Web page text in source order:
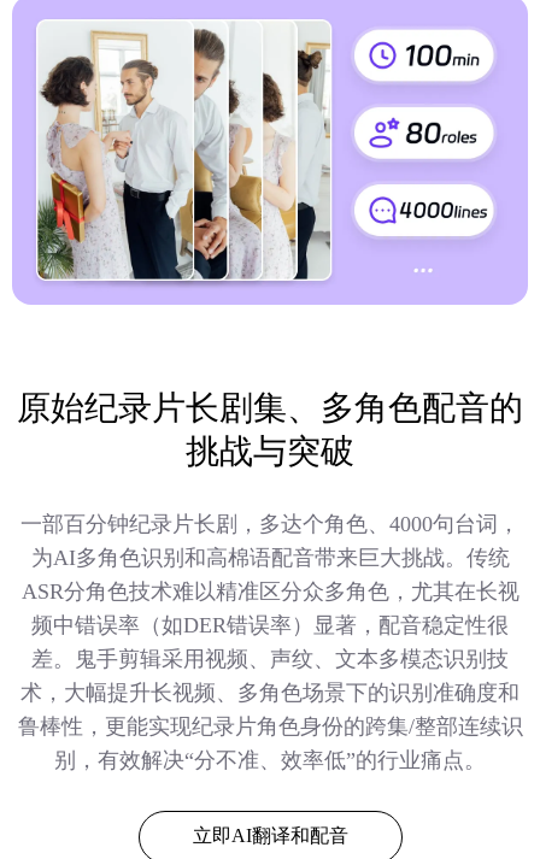
原始纪录片长剧集、多角色配音的
挑战与突破
一部百分钟纪录片长剧，多达个角色、4000句台词，
为AI多角色识别和高棉语配音带来巨大挑战。传统
ASR分角色技术难以精准区分众多角色，尤其在长视
频中错误率（如DER错误率）显著，配音稳定性很
差。鬼手剪辑采用视频、声纹、文本多模态识别技
术，大幅提升长视频、多角色场景下的识别准确度和
鲁棒性，更能实现纪录片角色身份的跨集/整部连续识
别，有效解决“分不准、效率低”的行业痛点。
立即AI翻译和配音